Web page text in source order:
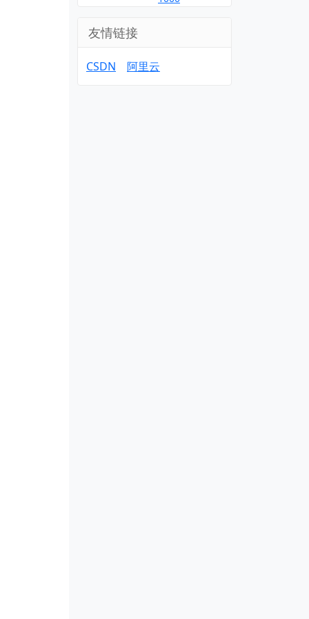
友情链接
CSDN 阿里云